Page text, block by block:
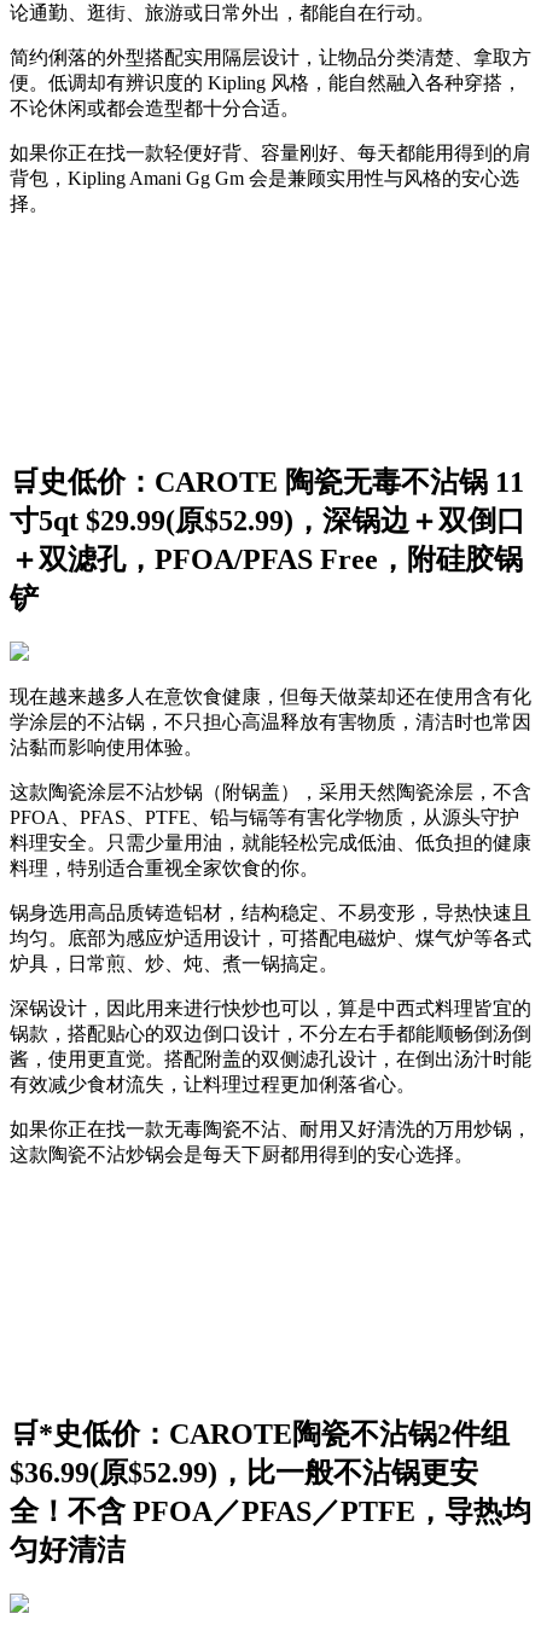
论通勤、逛街、旅游或日常外出，都能自在行动。
简约俐落的外型搭配实用隔层设计，让物品分类清楚、拿取方
便。低调却有辨识度的 Kipling 风格，能自然融入各种穿搭，
不论休闲或都会造型都十分合适。
如果你正在找一款轻便好背、容量刚好、每天都能用得到的肩
背包，Kipling Amani Gg Gm 会是兼顾实用性与风格的安心选
择。
🛒史低价：CAROTE 陶瓷无毒不沾锅 11
寸5qt $29.99(原$52.99)，深锅边＋双倒口
＋双滤孔，PFOA/PFAS Free，附硅胶锅
铲
现在越来越多人在意饮食健康，但每天做菜却还在使用含有化
学涂层的不沾锅，不只担心高温释放有害物质，清洁时也常因
沾黏而影响使用体验。
这款陶瓷涂层不沾炒锅（附锅盖），采用天然陶瓷涂层，不含
PFOA、PFAS、PTFE、铅与镉等有害化学物质，从源头守护
料理安全。只需少量用油，就能轻松完成低油、低负担的健康
料理，特别适合重视全家饮食的你。
锅身选用高品质铸造铝材，结构稳定、不易变形，导热快速且
均匀。底部为感应炉适用设计，可搭配电磁炉、煤气炉等各式
炉具，日常煎、炒、炖、煮一锅搞定。
深锅设计，因此用来进行快炒也可以，算是中西式料理皆宜的
锅款，搭配贴心的双边倒口设计，不分左右手都能顺畅倒汤倒
酱，使用更直觉。搭配附盖的双侧滤孔设计，在倒出汤汁时能
有效减少食材流失，让料理过程更加俐落省心。
如果你正在找一款无毒陶瓷不沾、耐用又好清洗的万用炒锅，
这款陶瓷不沾炒锅会是每天下厨都用得到的安心选择。
🛒*史低价：CAROTE陶瓷不沾锅2件组
$36.99(原$52.99)，比一般不沾锅更安
全！不含 PFOA／PFAS／PTFE，导热均
匀好清洁